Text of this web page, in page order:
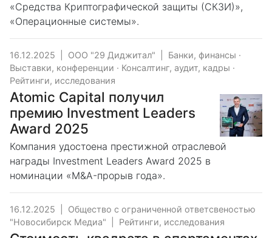
«Средства Криптографической защиты (СКЗИ)»,
«Операционные системы».
16.12.2025 ООО "29 Диджитал" Банки, финансы ·
Выставки, конференции · Консалтинг, аудит, кадры ·
Рейтинги, исследования
Atomic Capital получил
премию Investment Leaders
Award 2025
Компания удостоена престижной отраслевой
награды Investment Leaders Award 2025 в
номинации «M&A-прорыв года».
16.12.2025
Общество с ограниченной ответсвеностью
"Новосибирск Медиа"
Рейтинги, исследования